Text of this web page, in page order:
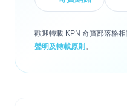
歡迎轉載 KPN 奇寶部落格
聲明及轉載原則 。